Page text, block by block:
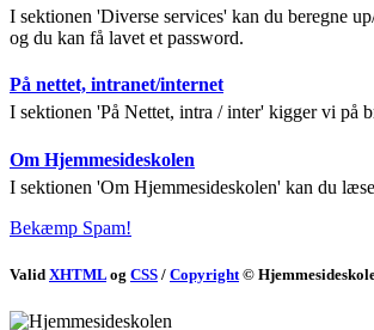
I sektionen 'Diverse services' kan du beregne
og du kan få lavet et password.
På nettet, intranet/internet
I sektionen 'På Nettet, intra / inter' kigger vi på
Om Hjemmesideskolen
I sektionen 'Om Hjemmesideskolen' kan du
Bekæmp Spam!
Valid XHTML og CSS / Copyright ©